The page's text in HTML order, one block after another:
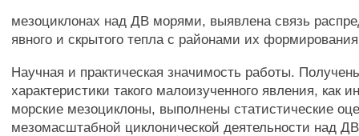
мезоциклонах над ДВ морями, выявлена связь
явного и скрытого тепла с районами их
Научная и практическая значимость работы.
характеристики такого малоизученного явления, как
морские мезоциклоны, выполнены статистические
мезомасштабной циклонической деятельности над